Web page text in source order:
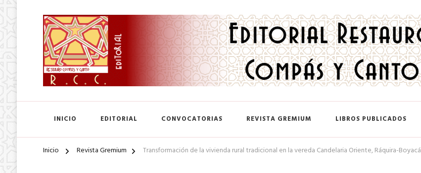
INICIO EDITORIAL CONVOCATORIAS REVISTA GREMIUM LIBROS PUBLICADOS
Inicio Revista Gremium Transformación de la vivienda rural tradicional en la vereda Candelaria Oriente, Ráquira-Boyacá